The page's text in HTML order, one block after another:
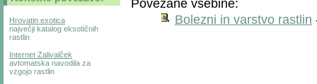
Povezane vsebine:
Bolezni in varstvo rastlin
Hrovatin exotica
največji katalog eksotičnih
rastlin
Internet Zalivalček
avtomatska navodila za
vzgojo rastlin